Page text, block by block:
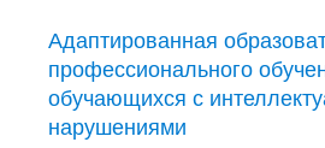
Адаптированная
профессионального
обучающихся с
нарушениями